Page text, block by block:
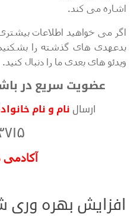
اشاره می کند.
اگر می خواهید اطلاعات
بدعهدی های گذشته را
ویدئو های بعدی ما را دنبال کنید.
عضویت سریع در
ارسالنام و نام
افزایش بهره